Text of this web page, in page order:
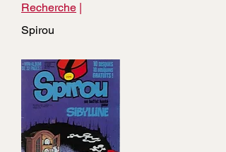
Recherche |
Spirou